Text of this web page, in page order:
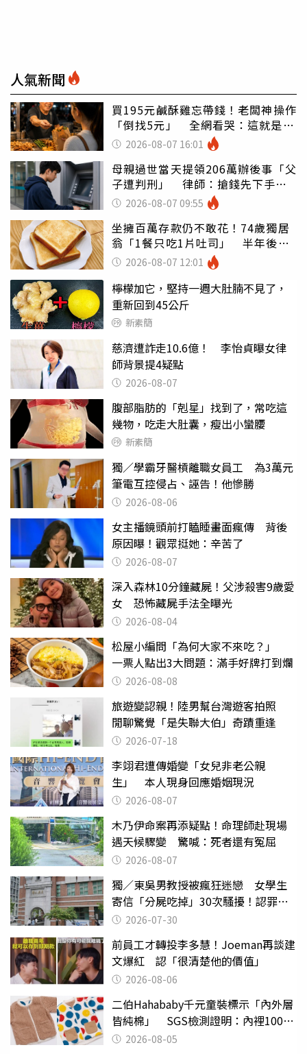
人氣新聞
買195元鹹酥雞忘帶錢！老闆神操作
「倒找5元」 全網看哭：這就是台
灣 2026-08-07 16:01
母親過世當天提領206萬辦後事「父
子遭判刑」 律師：搶錢先下手是
罪 2026-08-07 09:55
坐擁百萬存款仍不敢花！74歲獨居
翁「1餐只吃1片吐司」 半年後暴
瘦嚇壞女兒
2026-08-07 12:01
檸檬加它，堅持一週大肚腩不見了，
重新回到45公斤
新素簡
慈濟遭詐走10.6億！ 李怡貞曝女律
師背景提4疑點
2026-08-07
腹部脂肪的「剋星」找到了，常吃這
幾物，吃走大肚囊，瘦出小蠻腰
新素簡
獨／學霸牙醫槓離職女員工 為3萬元
筆電互控侵占、誣告！他慘勝
2026-08-06
女主播鏡頭前打瞌睡畫面瘋傳 背後
原因曝！觀眾挺她：辛苦了
2026-08-07
深入森林10分鐘藏屍！父涉殺害9歲愛
女 恐怖藏屍手法全曝光
2026-08-04
松屋小編問「為何大家不來吃？」
一票人點出3大問題：滿手好牌打到爛
2026-08-08
旅遊變認親！陸男幫台灣遊客拍照
閒聊驚覺「是失聯大伯」奇蹟重逢
2026-07-18
李翊君遭傳婚變「女兒非老公親
生」 本人現身回應婚姻現況
2026-08-07
木乃伊命案再添疑點！命理師赴現場
遇天候驟變 驚喊：死者還有冤屈
2026-08-07
獨／東吳男教授被瘋狂迷戀 女學生
寄信「分屍吃掉」30次騷擾！認罪免
關 2026-07-30
前員工才轉投李多慧！Joeman再談建
文爆紅 認「很清楚他的價值」
2026-08-06
二伯Hahababy千元童裝標示「內外層
皆純棉」 SGS檢測證明：內裡100%
聚酯纖維
2026-08-05